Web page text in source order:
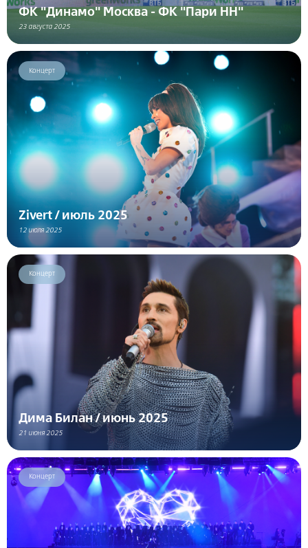
ФК "Динамо" Москва - ФК "Пари НН"
23 августа 2025
Концерт
Zivert / июль 2025
12 июля 2025
Концерт
Дима Билан / июнь 2025
21 июня 2025
Концерт